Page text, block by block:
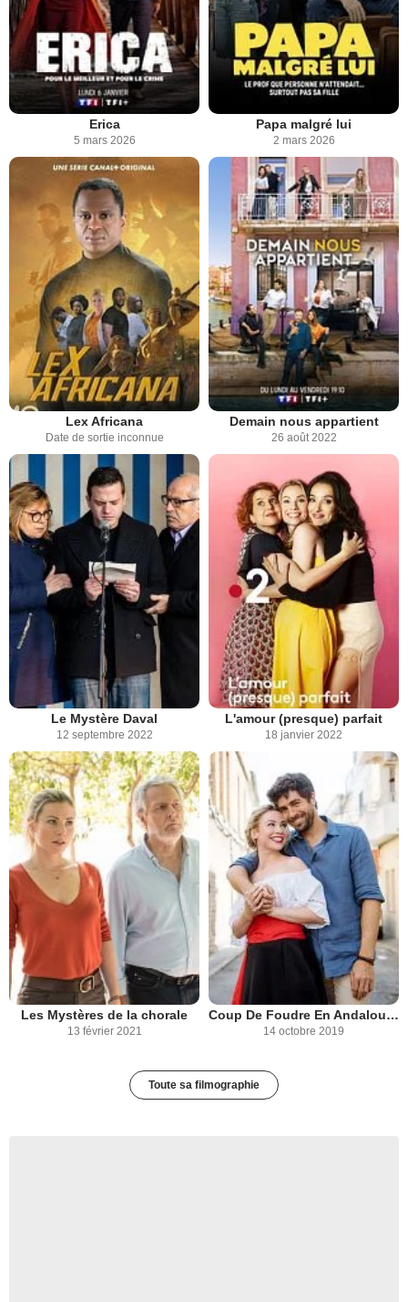
Erica
5 mars 2026
Papa malgré lui
2 mars 2026
Lex Africana
Date de sortie inconnue
Demain nous appartient
26 août 2022
Le Mystère Daval
12 septembre 2022
L'amour (presque) parfait
18 janvier 2022
Les Mystères de la chorale
13 février 2021
Coup De Foudre En Andalousie
14 octobre 2019
Toute sa filmographie